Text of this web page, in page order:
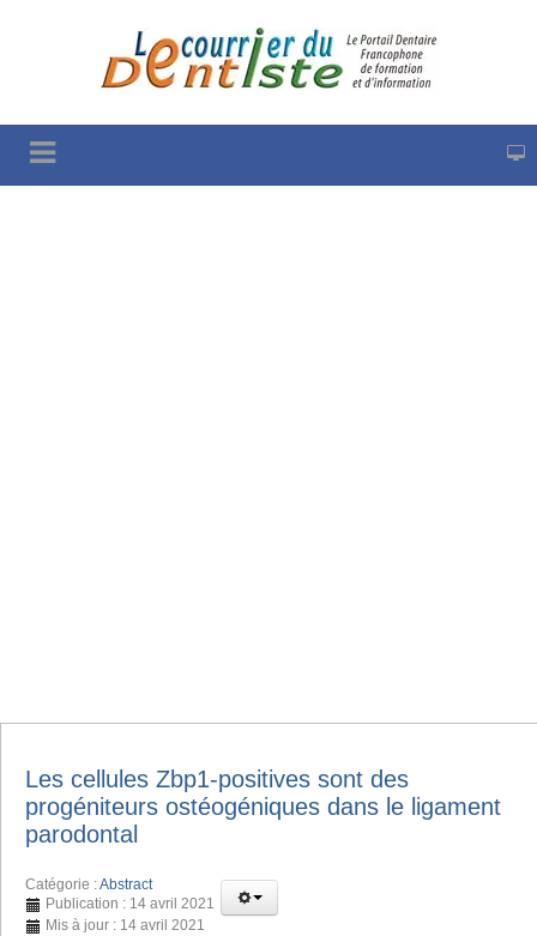
Les cellules Zbp1-positives sont des
progéniteurs ostéogéniques dans le ligament
parodontal
Catégorie :Abstract
Publication : 14 avril 2021
Mis à jour : 14 avril 2021